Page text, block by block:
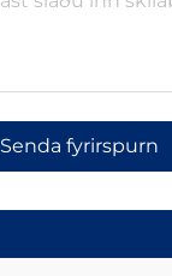
Senda fyrirspurn